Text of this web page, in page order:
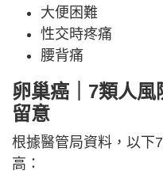
大便困難
性交時疼痛
腰背痛
卵巢癌｜7類人
留意
根據醫管局資料，以下
高：